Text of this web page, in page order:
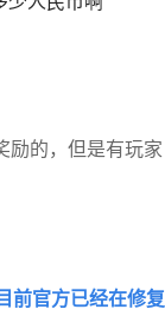
励的，但是有玩家
目前官方已经在修复